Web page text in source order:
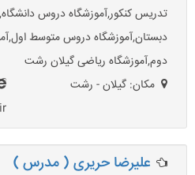
تدریس کنکور,آموزشگاه دروس
دبستان,آموزشگاه دروس متوسط
دوم,آموزشگاه ریاضی گیلان رشت
مکان: گیلان - رشت
علیرضا حریری ( مدرس )